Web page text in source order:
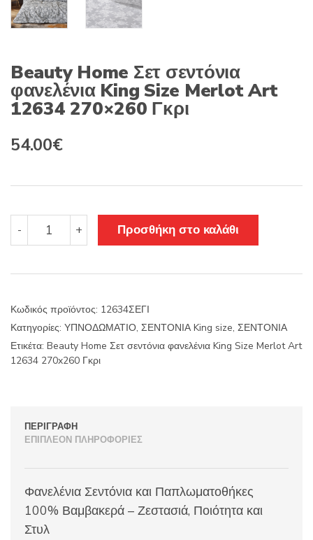
Beauty Home Σετ σεντόνια
φανελένια King Size Merlot Art
12634 270×260 Γκρι
Original
67.50€.
54.00€Η
είναι:
54.00€.
-
Beauty
Home
Size
Merlot
Art
12634
+ Προσθήκη στο καλάθι
Κωδικός προϊόντος: 12634ΣΕΓΙ
Κατηγορίες: ΥΠΝΟΔΩΜΑΤΙΟ, ΣΕΝΤΟΝΙΑ King size, ΣΕΝΤΟΝΙΑ
Ετικέτα: Beauty Home Σετ σεντόνια φανελένια King Size Merlot Art
12634 270x260 Γκρι
ΠΕΡΙΓΡΑΦΉ
ΕΠΙΠΛΈΟΝ ΠΛΗΡΟΦΟΡΊΕΣ
Φανελένια Σεντόνια και Παπλωματοθήκες
100% Βαμβακερά – Ζεστασιά, Ποιότητα και
Στυλ